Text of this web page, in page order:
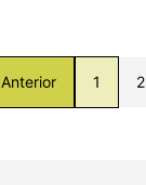
Anterior 1 2